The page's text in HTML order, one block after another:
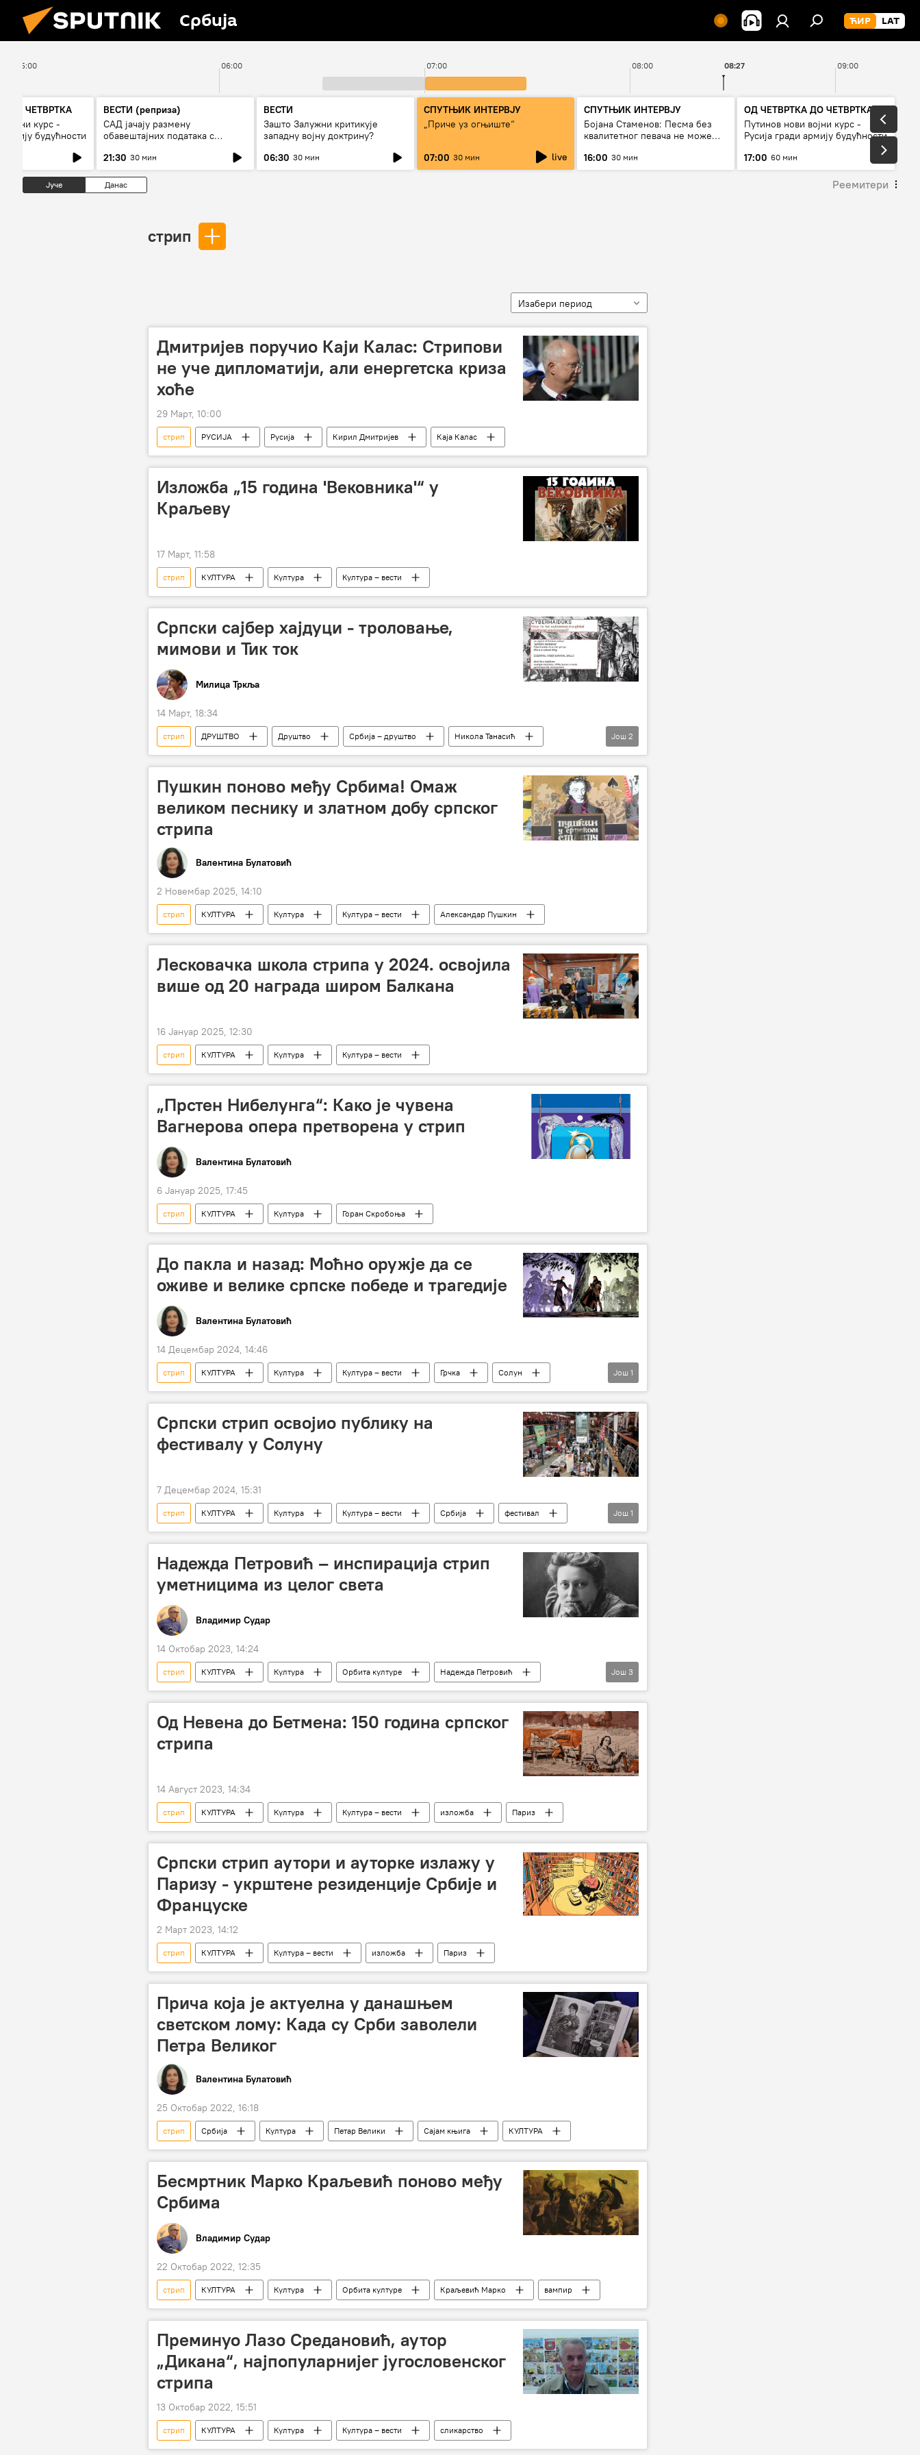
Србија
05:00 06:00 07:00 08:00 09:00
08:27
ДО ЧЕТВРТКА
војни курс -
будућности
ВЕСТИ (реприза)
САД јачају размену
обавештајних података с
21:30 30 мин
ВЕСТИ
Зашто Залужни критикује
западну војну доктрину?
06:30 30 мин
СПУТЊИК ИНТЕРВЈУ
„Приче уз огњиште“
07:00 30 мин live
СПУТЊИК ИНТЕРВЈУ
Бојана Стаменов: Песма без
квалитетног певача не може
16:00 30 мин
ОД ЧЕТВРТКА ДО ЧЕТВРТКА
Путинов нови војни курс -
Русија гради армију будућности
17:00 60 мин
Јуче Данас Реемитери
стрип
Изабери период
Дмитријев поручио Каји Калас: Стрипови
не уче дипломатији, али енергетска криза
хоће
29 Март, 10:00
стрип РУСИЈА Русија Кирил Дмитријев Каја Калас
Изложба „15 година 'Вековника'“ у
Краљеву
17 Март, 11:58
стрип КУЛТУРА Култура Култура – вести
Српски сајбер хајдуци - троловање,
мимови и Тик ток
Милица Тркља
14 Март, 18:34
стрип ДРУШТВО Друштво Србија – друштво
Никола Танасић
интернет
Анализе и мишљења
Још 2
Пушкин поново међу Србима! Омаж
великом песнику и златном добу српског
стрипа
Валентина Булатовић
2 Новембар 2025, 14:10
стрип КУЛТУРА Култура Култура – вести Александар Пушкин
Лесковачка школа стрипа у 2024. освојила
више од 20 награда широм Балкана
16 Јануар 2025, 12:30
стрип КУЛТУРА Култура Култура – вести
„Прстен Нибелунга“: Како је чувена
Вагнерова опера претворена у стрип
Валентина Булатовић
6 Јануар 2025, 17:45
стрип КУЛТУРА Култура Горан Скробоња
До пакла и назад: Моћно оружје да се
оживе и велике српске победе и трагедије
Валентина Булатовић
14 Децембар 2024, 14:46
стрип КУЛТУРА Култура Култура – вести Грчка
Солун
изложба
Још 1
Српски стрип освојио публику на
фестивалу у Солуну
7 Децембар 2024, 15:31
стрип КУЛТУРА Култура Култура – вести Србија
фестивал
Грчка
Још 1
Надежда Петровић – инспирација стрип
уметницима из целог света
Владимир Судар
14 Октобар 2023, 14:24
стрип КУЛТУРА Култура Орбита културе
Надежда Петровић
фестивал
Панчево Александар Зограф
Још 3
Од Невена до Бетмена: 150 година српског
стрипа
14 Август 2023, 14:34
стрип КУЛТУРА Култура Култура – вести изложба Париз
Српски стрип аутори и ауторке излажу у
Паризу - укрштене резиденције Србије и
Француске
2 Март 2023, 14:12
стрип КУЛТУРА Култура – вести изложба Париз
Прича која је актуелна у данашњем
светском лому: Када су Срби заволели
Петра Великог
Валентина Булатовић
25 Октобар 2022, 16:18
стрип Србија Култура Петар Велики Сајам књига КУЛТУРА
Бесмртник Марко Краљевић поново међу
Србима
Владимир Судар
22 Октобар 2022, 12:35
стрип КУЛТУРА Култура Орбита културе Краљевић Марко вампир
Преминуо Лазо Средановић, аутор
„Дикана“, најпопуларнијег југословенског
стрипа
13 Октобар 2022, 15:51
стрип КУЛТУРА Култура Култура – вести сликарство